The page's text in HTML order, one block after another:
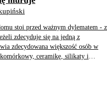
stoi przed ważnym dylematem - z
zdecyduje się na jedną z
zdecydowana większość osób w
ceramikę, silikaty i